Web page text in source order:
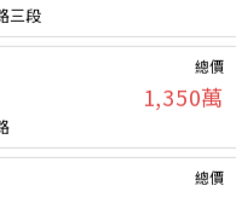
總價
1,350萬
總價
1,020萬